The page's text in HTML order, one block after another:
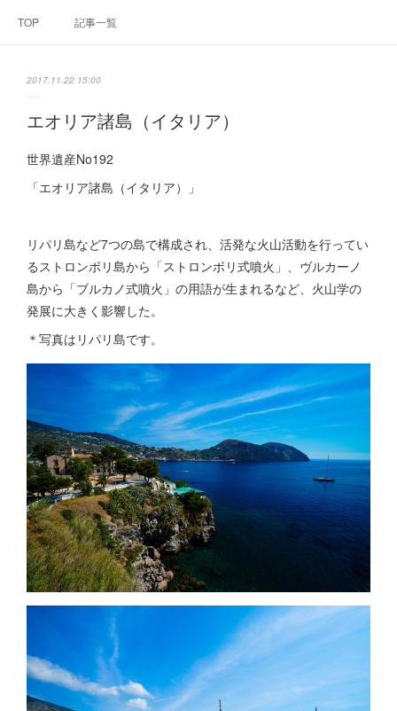
TOP 記事一覧
2017.11.22 15:00
エオリア諸島（イタリア）
世界遺産No192
「エオリア諸島（イタリア）」
リパリ島など7つの島で構成され、活発な火山活動を行ってい
るストロンボリ島から「ストロンボリ式噴火」、ヴルカーノ
島から「ブルカノ式噴火」の用語が生まれるなど、火山学の
発展に大きく影響した。
＊写真はリパリ島です。